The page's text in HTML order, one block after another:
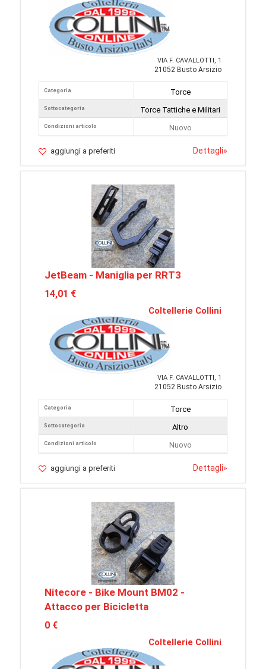
VIA F. CAVALLOTTI, 1
21052 Busto Arsizio
Categoria
Sottocategoria
Condizioni articolo
Torce
Torce Tattiche e Militari
Nuovo
aggiungi a preferiti Dettagli»
JetBeam - Maniglia per RRT3
14,01 €
Coltellerie Collini
VIA F. CAVALLOTTI, 1
21052 Busto Arsizio
Categoria
Sottocategoria
Condizioni articolo
Torce
Altro
Nuovo
aggiungi a preferiti Dettagli»
Nitecore - Bike Mount BM02 -
Attacco per Bicicletta
0 €
Coltellerie Collini